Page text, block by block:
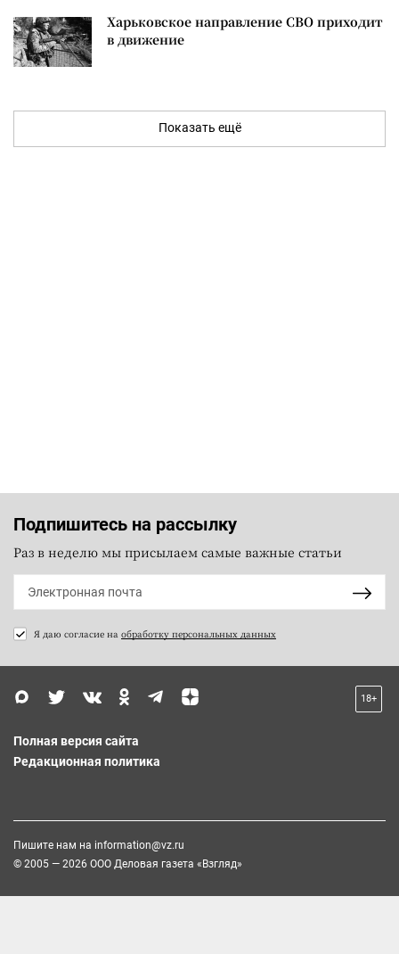
Харьковское направление СВО приходит
в движение
Показать ещё
Подпишитесь на рассылку
Раз в неделю мы присылаем самые важные статьи
Я даю согласие на обработку персональных данных
18+
Полная версия сайта
Редакционная политика
Пишите нам на information@vz.ru
© 2005 — 2026 ООО Деловая газета «Взгляд»